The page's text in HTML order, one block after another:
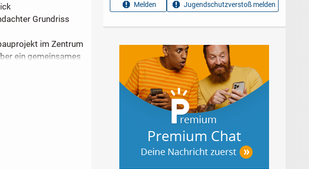
Grundriss
im Zentrum
ein gemeinsames
ausgestatteten
eine ruhige
Melden Jugendschutzverstoß melden